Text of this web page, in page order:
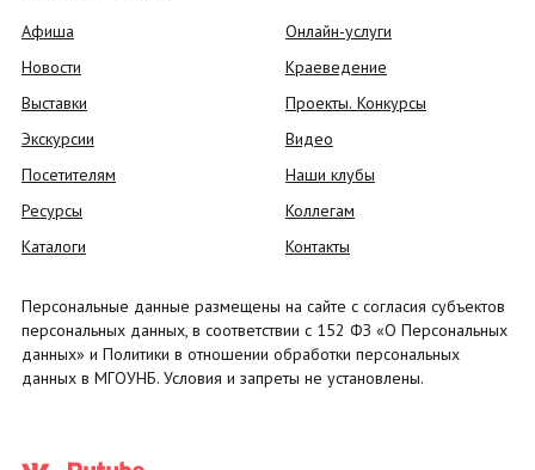
Афиша
Новости
Выставки
Экскурсии
Посетителям
Ресурсы
Каталоги
Онлайн-услуги
Краеведение
Проекты. Конкурсы
Видео
Наши клубы
Коллегам
Контакты
Персональные данные размещены на сайте с согласия субъектов
персональных данных, в соответствии с 152 ФЗ «О Персональных
данных» и Политики в отношении обработки персональных
данных в МГОУНБ. Условия и запреты не установлены.